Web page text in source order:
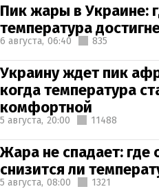
Пик жары в Украине:
температура
6 августа, 06:40 835
Украину ждет пик
когда температура
комфортной
5 августа, 20:00 11488
Жара не спадает:
снизится ли
5 августа, 08:00 1321